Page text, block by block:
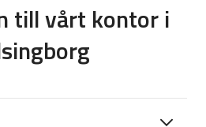
till vårt kontor i